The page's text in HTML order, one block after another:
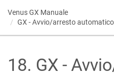
Venus GX Manuale
GX - Avvio/arresto
18. GX -